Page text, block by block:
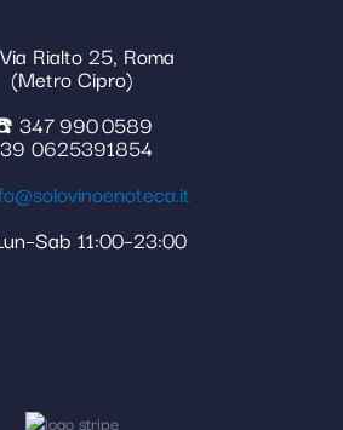
Rialto 25, Roma
(Metro Cipro)
347 990 0589
0625391854
11:00–23:00